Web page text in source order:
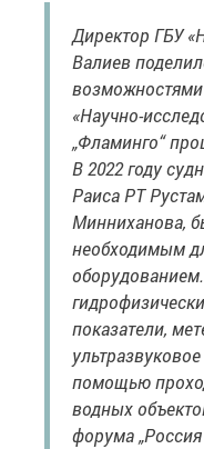
Директор ГБУ
Валиев
«Научно-
„Фламинго“
В 2022 году
Раиса РТ
Минниханова,
необходимым
показатели,
помощью
водных
форума